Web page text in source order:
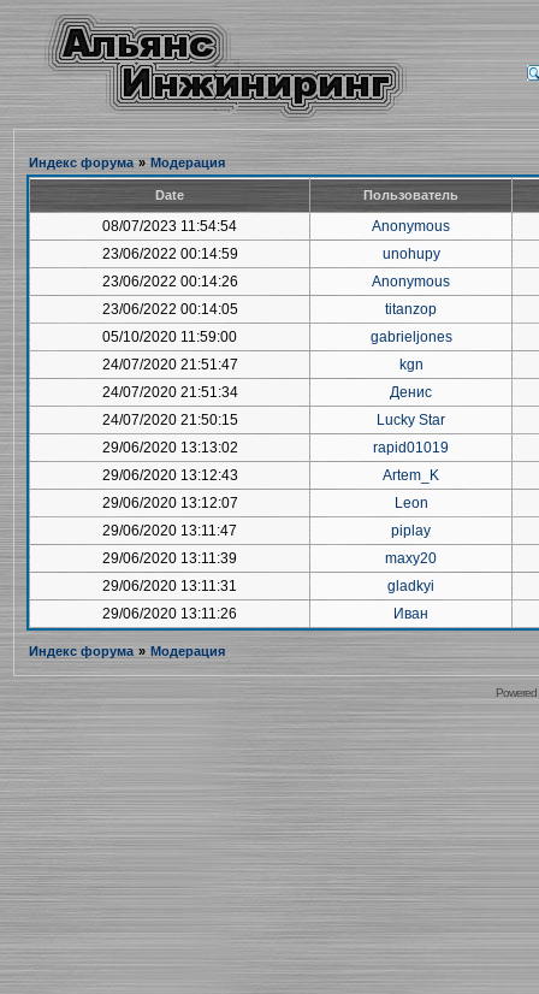
Индекс форума » Модерация
Date Пользователь
08/07/2023 11:54:54
Anonymous
23/06/2022 00:14:59
unohupy
23/06/2022 00:14:26
Anonymous
23/06/2022 00:14:05
titanzop
05/10/2020 11:59:00
gabrieljones
24/07/2020 21:51:47
kgn
24/07/2020 21:51:34
Денис
24/07/2020 21:50:15
Lucky Star
29/06/2020 13:13:02
rapid01019
29/06/2020 13:12:43
Artem_K
29/06/2020 13:12:07
Leon
29/06/2020 13:11:47
piplay
29/06/2020 13:11:39
maxy20
29/06/2020 13:11:31
gladkyi
29/06/2020 13:11:26
Иван
Индекс форума » Модерация